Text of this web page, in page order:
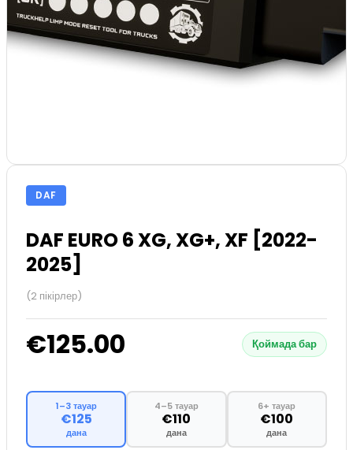
DAF
DAF EURO 6 XG, XG+, XF [2022-
2025]
(2 пікірлер)
€125.00 Қоймада бар
1–3 тауар
€125
дана
4–5 тауар
€110
дана
6+ тауар
€100
дана